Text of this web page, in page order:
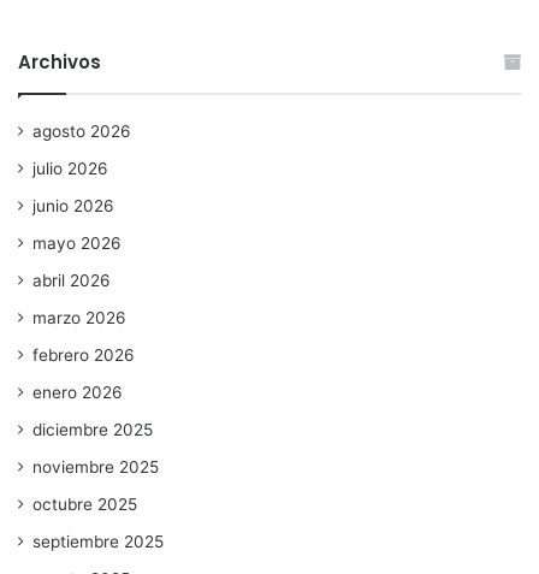
Archivos
agosto 2026
julio 2026
junio 2026
mayo 2026
abril 2026
marzo 2026
febrero 2026
enero 2026
diciembre 2025
noviembre 2025
octubre 2025
septiembre 2025